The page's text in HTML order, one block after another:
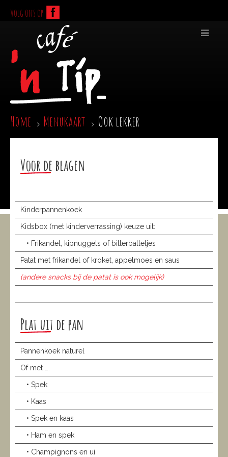
Volg ons op
Home Menukaart Ook lekker
Voor de blagen
Kinderpannenkoek
Kidsbox (met kinderverrassing) keuze uit:
• Frikandel, kipnuggets of bitterballetjes
Patat met frikandel of kroket, appelmoes en saus
(andere snacks bij de patat is ook mogelijk)
Plat uit de pan
Pannenkoek naturel
Of met ….
• Spek
• Kaas
• Spek en kaas
• Ham en spek
• Champignons en ui